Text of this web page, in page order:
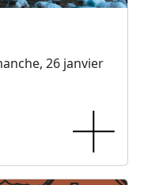
26 janvier